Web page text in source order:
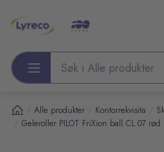
Søk etter produkter
Alle produkter Kontorrekvisita
Geleroller PILOT FriXion ball CL 07 rød